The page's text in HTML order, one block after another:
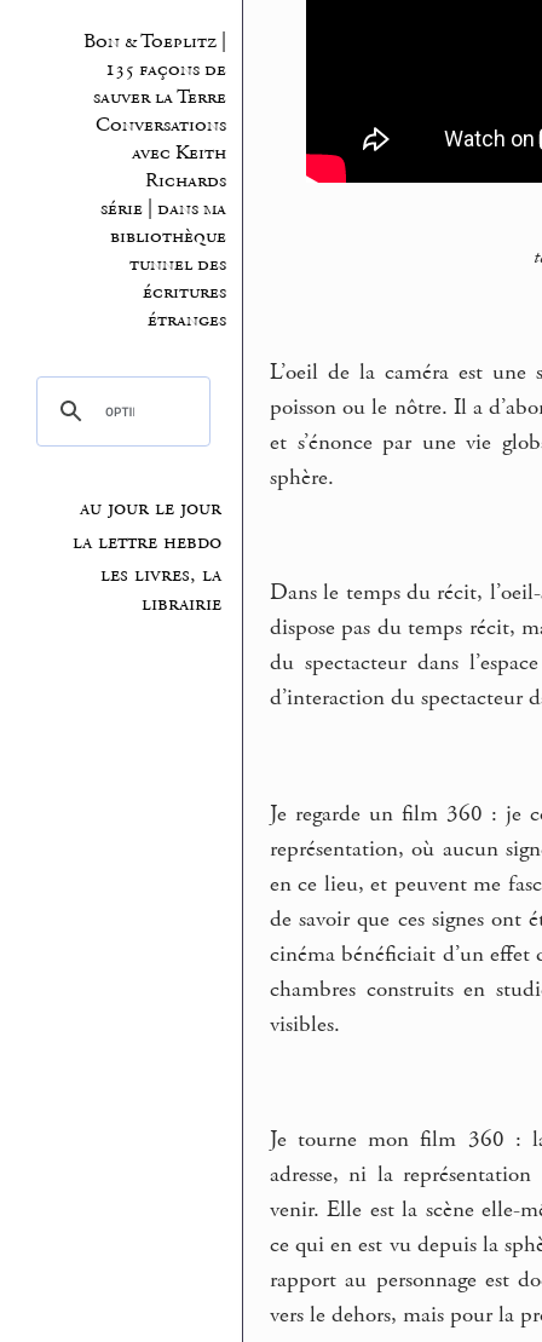
Bon & Toeplitz |
135 façons de
sauver la Terre
Conversations
avec Keith
Richards
série | dans ma
bibliothèque
tunnel des
écritures
étranges
au jour le jour
la lettre hebdo
les livres, la
librairie
L’oeil de la caméra est
poisson ou le nôtre. Il a
et s’énonce par une vie
sphère.
Dans le temps du récit,
dispose pas du temps récit,
du spectacteur dans
d’interaction du spectacteur
Je regarde un film 360 : je
représentation, où aucun
en ce lieu, et peuvent me
de savoir que ces signes ont
cinéma bénéficiait d’un effet
chambres construits en
visibles.
Je tourne mon film 360 : la
adresse, ni la
venir. Elle est la scène elle-
ce qui en est vu depuis la
rapport au personnage est
vers le dehors, mais pour la